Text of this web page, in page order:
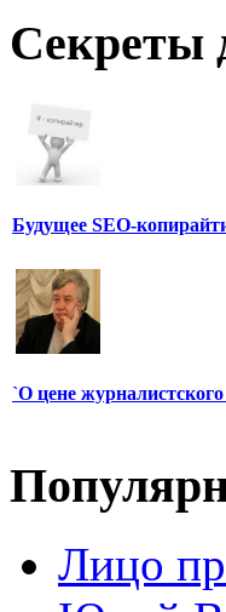
Секреты
Будущее SEO-
`О цене журналистского
Лицо